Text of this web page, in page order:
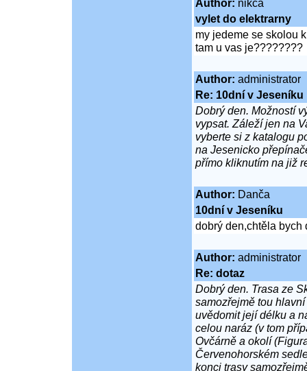
Author: nikca
vylet do elektrarny
my jedeme se skolou
tam u vas je????????
Author: administrator
Re: 10dní v Jeseníku
Dobrý den. Možností
vypsat. Záleží jen na
vyberte si z katalogu
na Jesenicko
přímo kliknutím na již
Author: Danča
10dní v Jeseníku
dobrý den,chtěla bych
Author: administrator
Re: dotaz
Dobrý den. Trasa ze
samozřejmě tou
uvědomit její délku a
celou naráz (v tom
Ovčárně a okolí
Červenohorském
konci trasy